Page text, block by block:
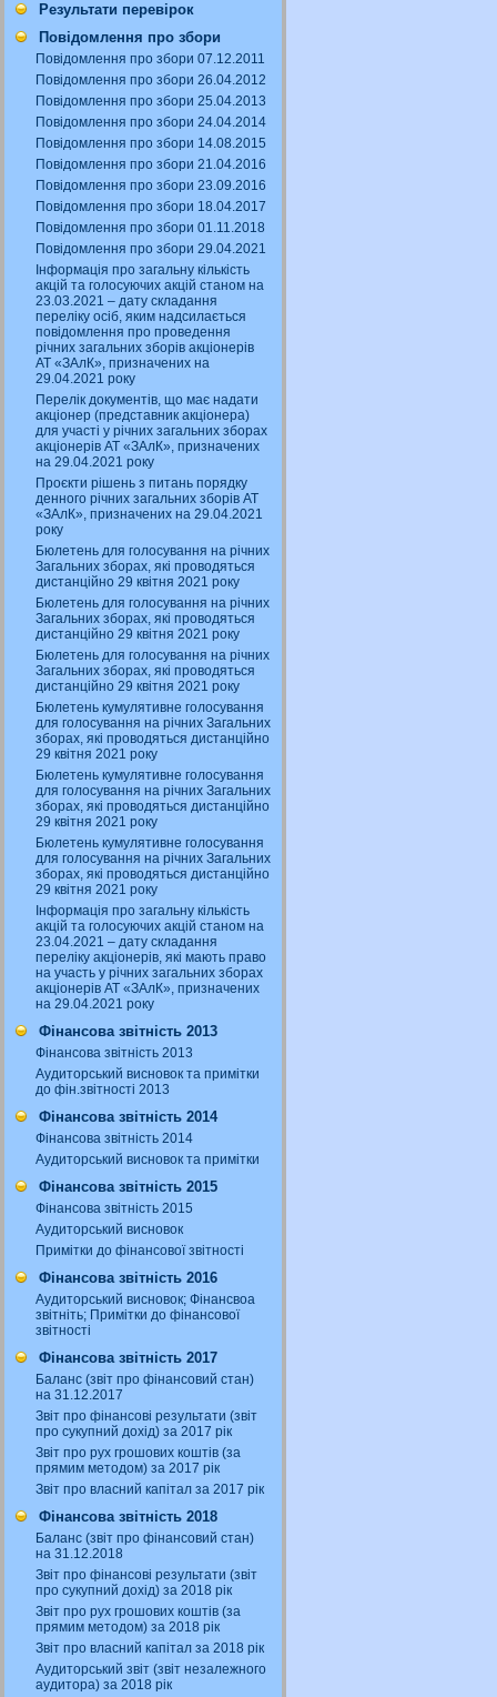
Результати перевірок
Повідомлення про збори
Повідомлення про збори 07.12.2011
Повідомлення про збори 26.04.2012
Повідомлення про збори 25.04.2013
Повідомлення про збори 24.04.2014
Повідомлення про збори 14.08.2015
Повідомлення про збори 21.04.2016
Повідомлення про збори 23.09.2016
Повідомлення про збори 18.04.2017
Повідомлення про збори 01.11.2018
Повідомлення про збори 29.04.2021
Інформація про загальну кількість
акцій та голосуючих акцій станом на
23.03.2021 – дату складання
переліку осіб, яким надсилається
повідомлення про проведення
річних загальних зборів акціонерів
АТ «ЗАлК», призначених на
29.04.2021 року
Перелік документів, що має надати
акціонер (представник акціонера)
для участі у річних загальних зборах
акціонерів АТ «ЗАлК», призначених
на 29.04.2021 року
Проєкти рішень з питань порядку
денного річних загальних зборів АТ
«ЗАлК», призначених на 29.04.2021
року
Бюлетень для голосування на річних
Загальних зборах, які проводяться
дистанційно 29 квітня 2021 року
Бюлетень для голосування на річних
Загальних зборах, які проводяться
дистанційно 29 квітня 2021 року
Бюлетень для голосування на річних
Загальних зборах, які проводяться
дистанційно 29 квітня 2021 року
Бюлетень кумулятивне голосування
для голосування на річних Загальних
зборах, які проводяться дистанційно
29 квітня 2021 року
Бюлетень кумулятивне голосування
для голосування на річних Загальних
зборах, які проводяться дистанційно
29 квітня 2021 року
Бюлетень кумулятивне голосування
для голосування на річних Загальних
зборах, які проводяться дистанційно
29 квітня 2021 року
Інформація про загальну кількість
акцій та голосуючих акцій станом на
23.04.2021 – дату складання
переліку акціонерів, які мають право
на участь у річних загальних зборах
акціонерів АТ «ЗАлК», призначених
на 29.04.2021 року
Фінансова звітність 2013
Фінансова звітність 2013
Аудиторський висновок та примітки
до фін.звітності 2013
Фінансова звітність 2014
Фінансова звітність 2014
Аудиторський висновок та примітки
Фінансова звітність 2015
Фінансова звітність 2015
Аудиторський висновок
Примітки до фінансової звітності
Фінансова звітність 2016
Аудиторський висновок; Фінансвоа
звітніть; Примітки до фінансової
звітності
Фінансова звітність 2017
Баланс (звіт про фінансовий стан)
на 31.12.2017
Звіт про фінансові результати (звіт
про сукупний дохід) за 2017 рік
Звіт про рух грошових коштів (за
прямим методом) за 2017 рік
Звіт про власний капітал за 2017 рік
Фінансова звітність 2018
Баланс (звіт про фінансовий стан)
на 31.12.2018
Звіт про фінансові результати (звіт
про сукупний дохід) за 2018 рік
Звіт про рух грошових коштів (за
прямим методом) за 2018 рік
Звіт про власний капітал за 2018 рік
Аудиторський звіт (звіт незалежного
аудитора) за 2018 рік